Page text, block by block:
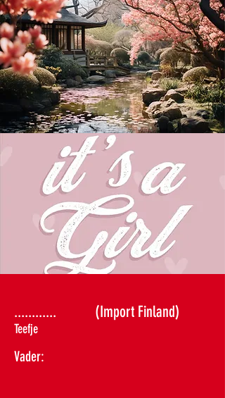
We hope to have a new litter of Schipperkes at the end of October 2026
............ (Import Finland)
Teefje
Vader: